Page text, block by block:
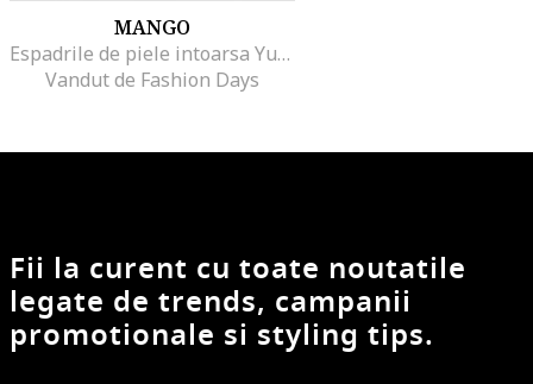
MANGO
Espadrile de piele intoarsa Yute, Maro
Vandut de Fashion Days
Fii la curent cu toate noutatile
legate de trends, campanii
promotionale si styling tips.